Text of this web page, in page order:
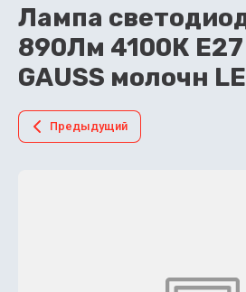
Лампа
890Лм 4100К Е27
GAUSS молочн
Предыдущий